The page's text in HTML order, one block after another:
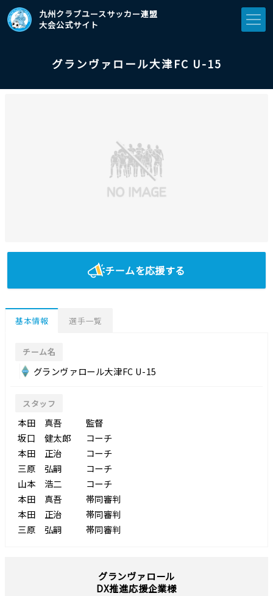
九州クラブユースサッカー連盟
大会公式サイト
グランヴァロール大津FC U-15
チームを応援する
基本情報 選手一覧
チーム名
グランヴァロール大津FC U-15
スタッフ
本田 真吾
監督
坂口 健太郎
コーチ
本田 正治
コーチ
三原 弘嗣
コーチ
山本 浩二
コーチ
本田 真吾
帯同審判
本田 正治
帯同審判
三原 弘嗣
帯同審判
グランヴァロール
DX推進応援企業様